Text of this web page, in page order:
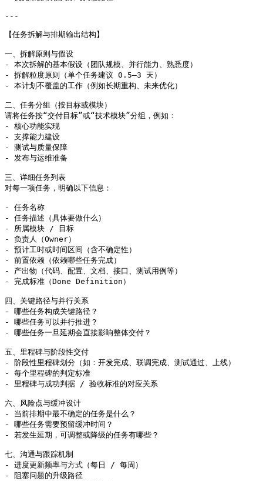
---
【任务拆解与排期输出结构】
一、拆解原则与假设
- 本次拆解的基本假设（团队规模、并行能力、熟悉度）
- 拆解粒度原则（单个任务建议 0.5–3 天）
- 本计划不覆盖的工作（例如长期重构、未来优化）
二、任务分组（按目标或模块）
请将任务按“交付目标”或“技术模块”分组，例如：
- 核心功能实现
- 支撑能力建设
- 测试与质量保障
- 发布与运维准备
三、详细任务列表
对每一项任务，明确以下信息：
- 任务名称
- 任务描述（具体要做什么）
- 所属模块 / 目标
- 负责人（Owner）
- 预计工时或时间区间（含不确定性）
- 前置依赖（依赖哪些任务完成）
- 产出物（代码、配置、文档、接口、测试用例等）
- 完成标准（Done Definition）
四、关键路径与并行关系
- 哪些任务构成关键路径？
- 哪些任务可以并行推进？
- 哪些任务一旦延期会直接影响整体交付？
五、里程碑与阶段性交付
- 阶段性里程碑划分（如：开发完成、联调完成、测试通过、上线）
- 每个里程碑的判定标准
- 里程碑与成功判据 / 验收标准的对应关系
六、风险点与缓冲设计
- 当前排期中最不确定的任务是什么？
- 哪些任务需要预留缓冲时间？
- 若发生延期，可调整或降级的任务有哪些？
七、沟通与跟踪机制
- 进度更新频率与方式（每日 / 每周）
- 阻塞问题的升级路径